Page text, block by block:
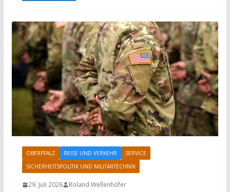
OBERPFALZ REISE UND VERKEHR
SERVICE
SICHERHEITSPOLITIK UND MILITÄRTECHNIK
29. Juli 2026 Roland Wellenhöfer